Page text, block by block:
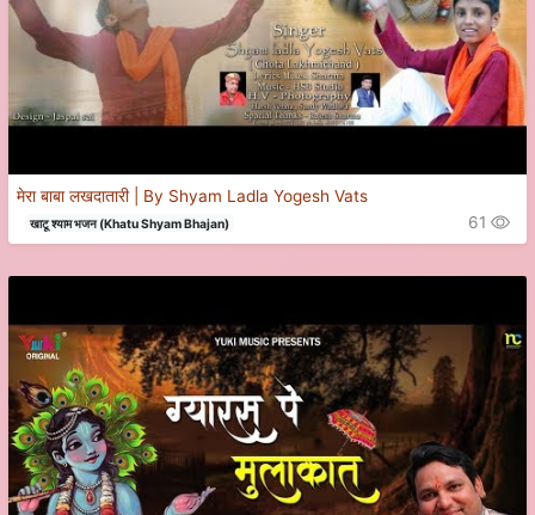
मेरा बाबा लखदातारी | By Shyam Ladla Yogesh Vats
खाटू श्याम भजन (Khatu Shyam Bhajan) 61